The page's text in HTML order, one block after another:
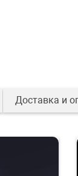
Доставка и